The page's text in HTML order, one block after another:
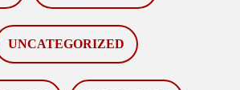
UNCATEGORIZED